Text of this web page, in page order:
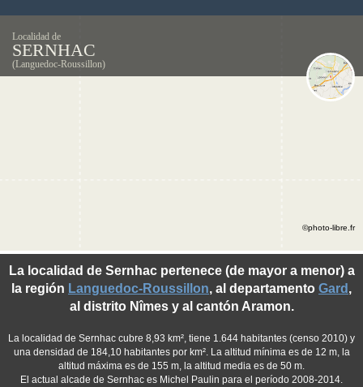
Localidad de
SERNHAC
(Languedoc-Roussillon)
La localidad de Sernhac pertenece (de mayor a menor) a
la región Languedoc-Roussillon, al departamento Gard ,
al distrito Nîmes y al cantón Aramon.
La localidad de Sernhac cubre 8,93 km², tiene 1.644 habitantes (censo 2010) y
una densidad de 184,10 habitantes por km². La altitud mínima es de 12 m, la
altitud máxima es de 155 m, la altitud media es de 50 m.
El actual alcade de Sernhac es Michel Paulin para el período 2008-2014.
©photo-libre.fr